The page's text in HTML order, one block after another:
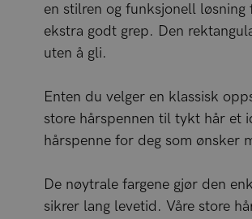
en stilren og funksjonell
ekstra godt grep. Den
uten å gli.
Enten du velger en klassisk
store hårspennen til tykt hår et
hårspenne for deg som ønsker
De nøytrale fargene gjør den
sikrer lang levetid. Våre store